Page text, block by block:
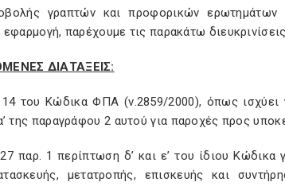
γραπτών και προφορικών
παρέχουμε τις παρακάτω
ΔΙΑΤΑΞΕΙΣ:
του Κώδικα ΦΠΑ (ν.2859/2000), όπως ισχύει
της παραγράφου 2 αυτού για παροχές προς
παρ. 1 περίπτωση δ’ και ε’ του ίδιου Κώδικα
μετατροπής, επισκευής και